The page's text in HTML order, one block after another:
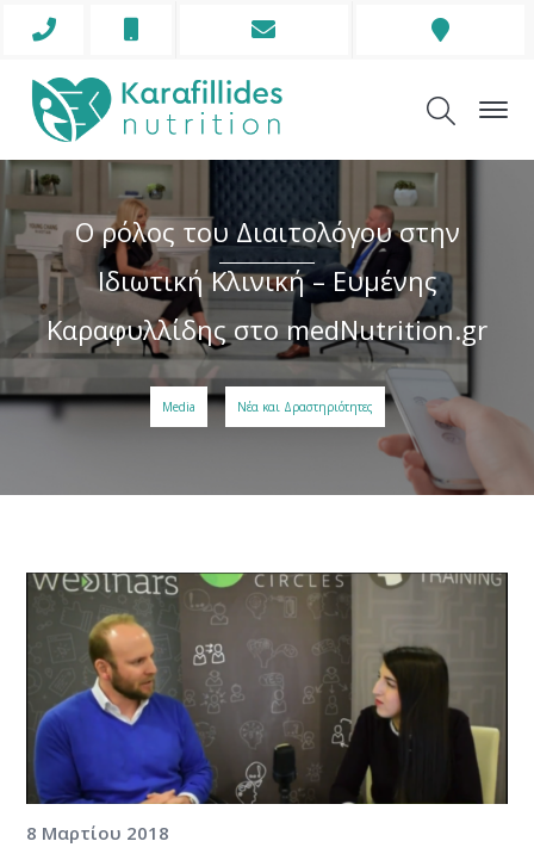
Phone
Envelope
Address
Ο ρόλος του Διαιτολόγου στην
Ιδιωτική Κλινική – Ευμένης
Καραφυλλίδης στο medNutrition.gr
Media Νέα και Δραστηριότητες
8 Μαρτίου 2018